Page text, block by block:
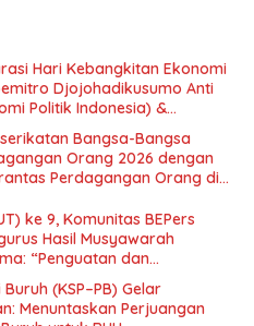
Hari Kebangkitan Ekonomi
Djojohadikusumo Anti
Politik Indonesia) &
Undang Perekonomian
dalam Menata Bangsa
Bangsa-Bangsa
Orang 2026 dengan
Perdagangan Orang di
ke 9, Komunitas BEPers
Hasil Musyawarah
“Penguatan dan
yang Berbasis Riset di seluruh
(KSP–PB) Gelar
Menuntaskan Perjuangan